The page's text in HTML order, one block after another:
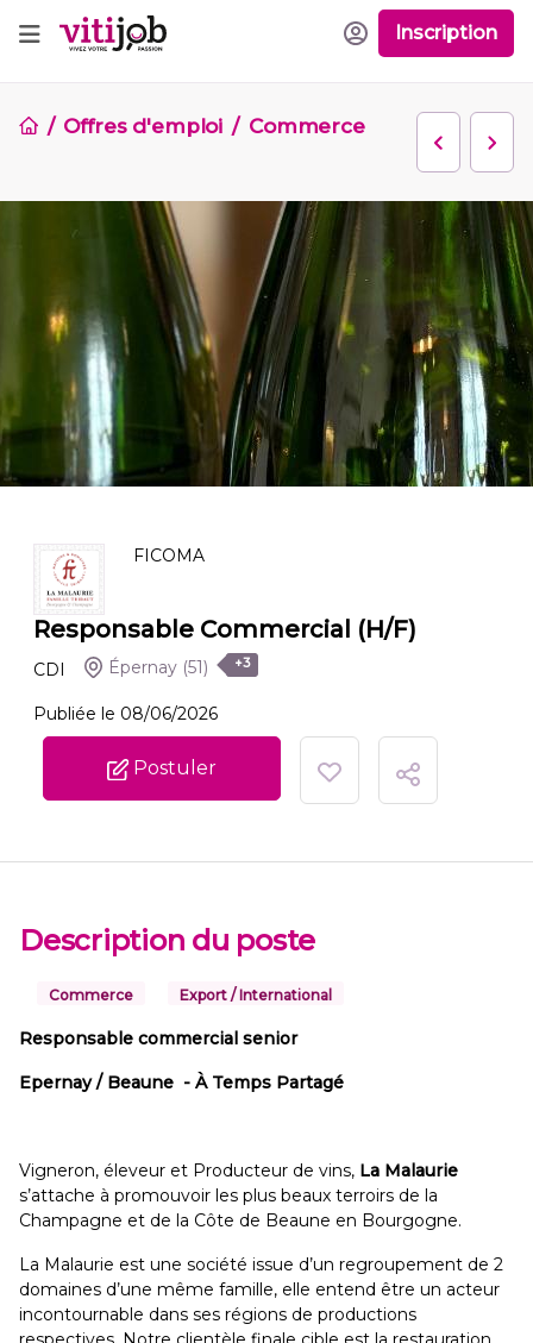
Inscription
Offres d'emploi Commerce
FICOMA
Responsable Commercial (H/F)
CDI Épernay (51) +3
Publiée le 08/06/2026
Postuler
Description du poste
Commerce Export / International
Responsable commercial senior
Epernay / Beaune - À Temps Partagé
Vigneron, éleveur et Producteur de vins, La Malaurie
s’attache à promouvoir les plus beaux terroirs de la
Champagne et de la Côte de Beaune en Bourgogne.
La Malaurie est une société issue d’un regroupement de 2
domaines d’une même famille, elle entend être un acteur
incontournable dans ses régions de productions